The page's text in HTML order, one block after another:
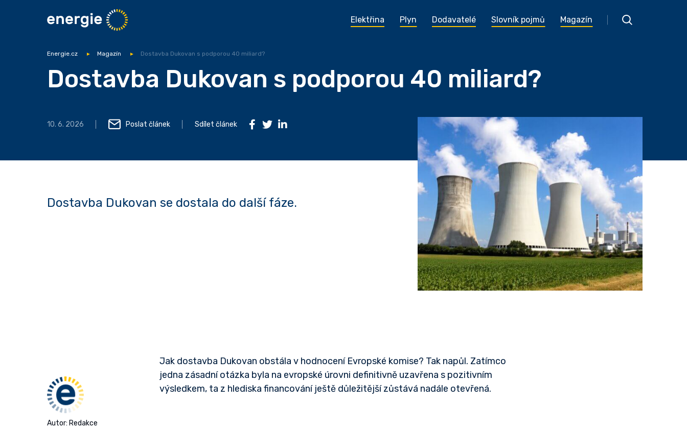
Elektřina Plyn Dodavatelé Slovník pojmů Magazín
Energie.cz Magazín Dostavba Dukovan s podporou 40 miliard?
Dostavba Dukovan s podporou 40 miliard?
10. 6. 2026 Poslat článek Sdílet článek
Dostavba Dukovan se dostala do další fáze.
Autor: Redakce
Jak dostavba Dukovan obstála v hodnocení Evropské komise? Tak napůl. Zatímco
jedna zásadní otázka byla na evropské úrovni definitivně uzavřena s pozitivním
výsledkem, ta z hlediska financování ještě důležitější zůstává nadále otevřená.